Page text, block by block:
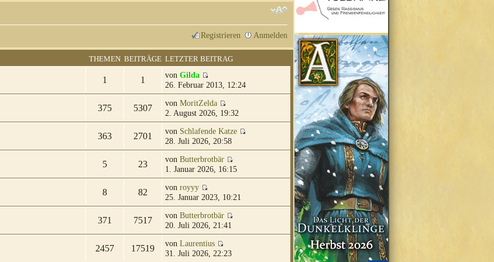
Registrieren Anmelden
THEMEN BEITRÄGE LETZTER BEITRAG
1 1 von Gilda
26. Februar 2013, 12:24
375 5307 von MoritZelda
2. August 2026, 19:32
363 2701 von Schlafende Katze
28. Juli 2026, 20:58
5 23 von Butterbrotbär
1. Januar 2026, 16:15
8 82 von royyy
25. Januar 2023, 10:21
371 7517 von Butterbrotbär
20. Juli 2026, 21:41
2457 17519 von Laurentius
31. Juli 2026, 22:23